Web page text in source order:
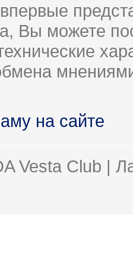
Вы можете
на сайте
Vesta Club |